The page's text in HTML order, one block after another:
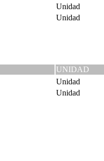
Unidad
Unidad
UNIDAD
Unidad
Unidad